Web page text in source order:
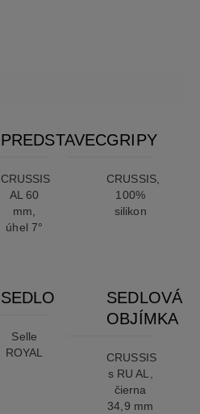
PREDSTAVEC
CRUSSIS
AL 60
mm,
úhel 7°
GRIPY
CRUSSIS,
100%
silikon
SEDLO
Selle
ROYAL
SEDLOVÁ
OBJÍMKA
CRUSSIS
s RU AL,
čierna
34,9 mm